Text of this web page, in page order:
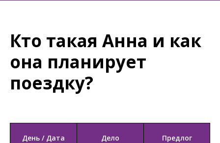
Кто такая Анна и как
она планирует
поездку?
День / Дата Дело Предлог